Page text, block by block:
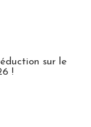
sur le
!